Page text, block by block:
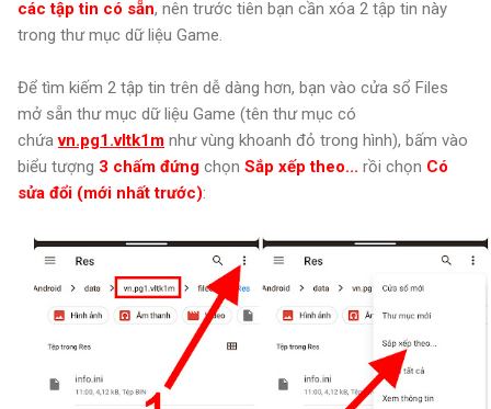
các tập tin có sẵn, nên trước tiên bạn cần xóa 2 tập tin này
trong thư mục dữ liệu Game.
Để tìm kiếm 2 tập tin trên dễ dàng hơn, bạn vào cửa sổ Files
mở sẵn thư mục dữ liệu Game (tên thư mục có
chứavn.pg1.vltk1m như vùng khoanh đỏ trong hình), bấm vào
biểu tượng 3 chấm đứng chọn Sắp xếp theo... rồi chọn Có
sửa đổi (mới nhất trước):